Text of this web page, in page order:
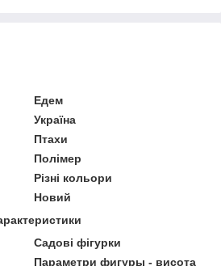
Едем
Україна
Птахи
Полімер
Різні кольори
Новий
Садові фігурки
Параметри фигуры - висота